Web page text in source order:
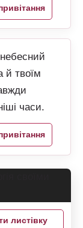
й твоїм
часи.
листівку